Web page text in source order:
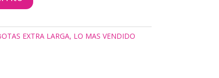
EXTRA LARGA, LO MAS VENDIDO